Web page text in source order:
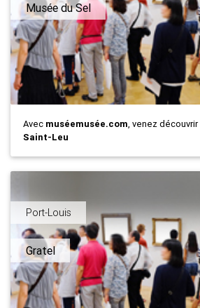
Musée du Sel
Avec muséemusée.com, venez découvrir
Saint-Leu
Port-Louis
Gratel